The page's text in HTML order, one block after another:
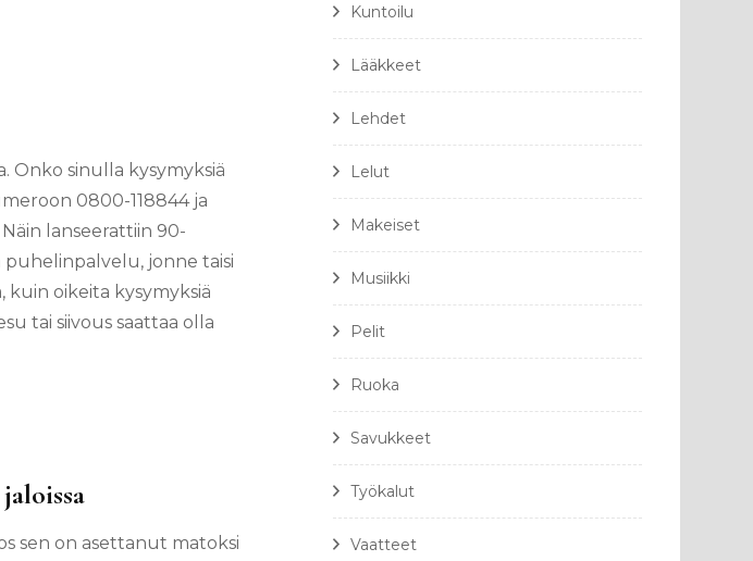
Onko sinulla kysymyksiä
0800-118844 ja
lanseerattiin 90-
jonne taisi
oikeita kysymyksiä
tai siivous saattaa olla
sen on asettanut matoksi
Kuntoilu
Lääkkeet
Lehdet
Lelut
Makeiset
Musiikki
Pelit
Ruoka
Savukkeet
Työkalut
Vaatteet